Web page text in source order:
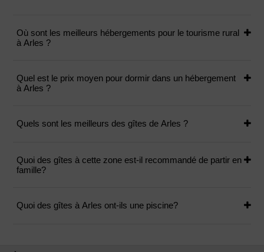
Où sont les meilleurs hébergements pour le tourisme rural
à Arles ?
Quel est le prix moyen pour dormir dans un hébergement
à Arles ?
Quels sont les meilleurs des gîtes de Arles ?
Quoi des gîtes à cette zone est-il recommandé de partir en
famille?
Quoi des gîtes à Arles ont-ils une piscine?